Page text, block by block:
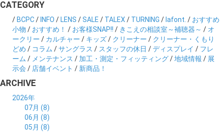
CATEGORY
/ BCPC/ INFO / LENS /SALE / TALEX / TURNING / lafont. / おすすめ
小物 / おすすめ！ / お客様SNAP!! / きこえの相談室～補聴器～ / オ
ークリー / カルチャー / キッズ/ クリーナー / クリーナー・くもり
どめ / コラム /サングラス / スタッフの休日 /ディスプレイ / フレ
ーム / メンテナンス / 加工・測定・フィッティング/地域情報 / 展
示会 / 店舗イベント / 新商品！
ARCHIVE
2026年
07月 (8)
06月 (8)
05月 (8)